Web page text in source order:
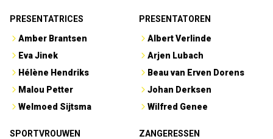
PRESENTATRICES
Amber Brantsen
Eva Jinek
Hélène Hendriks
Malou Petter
Welmoed Sijtsma
PRESENTATOREN
Albert Verlinde
Arjen Lubach
Beau van Erven Dorens
Johan Derksen
Wilfred Genee
SPORTVROUWEN ZANGERESSEN